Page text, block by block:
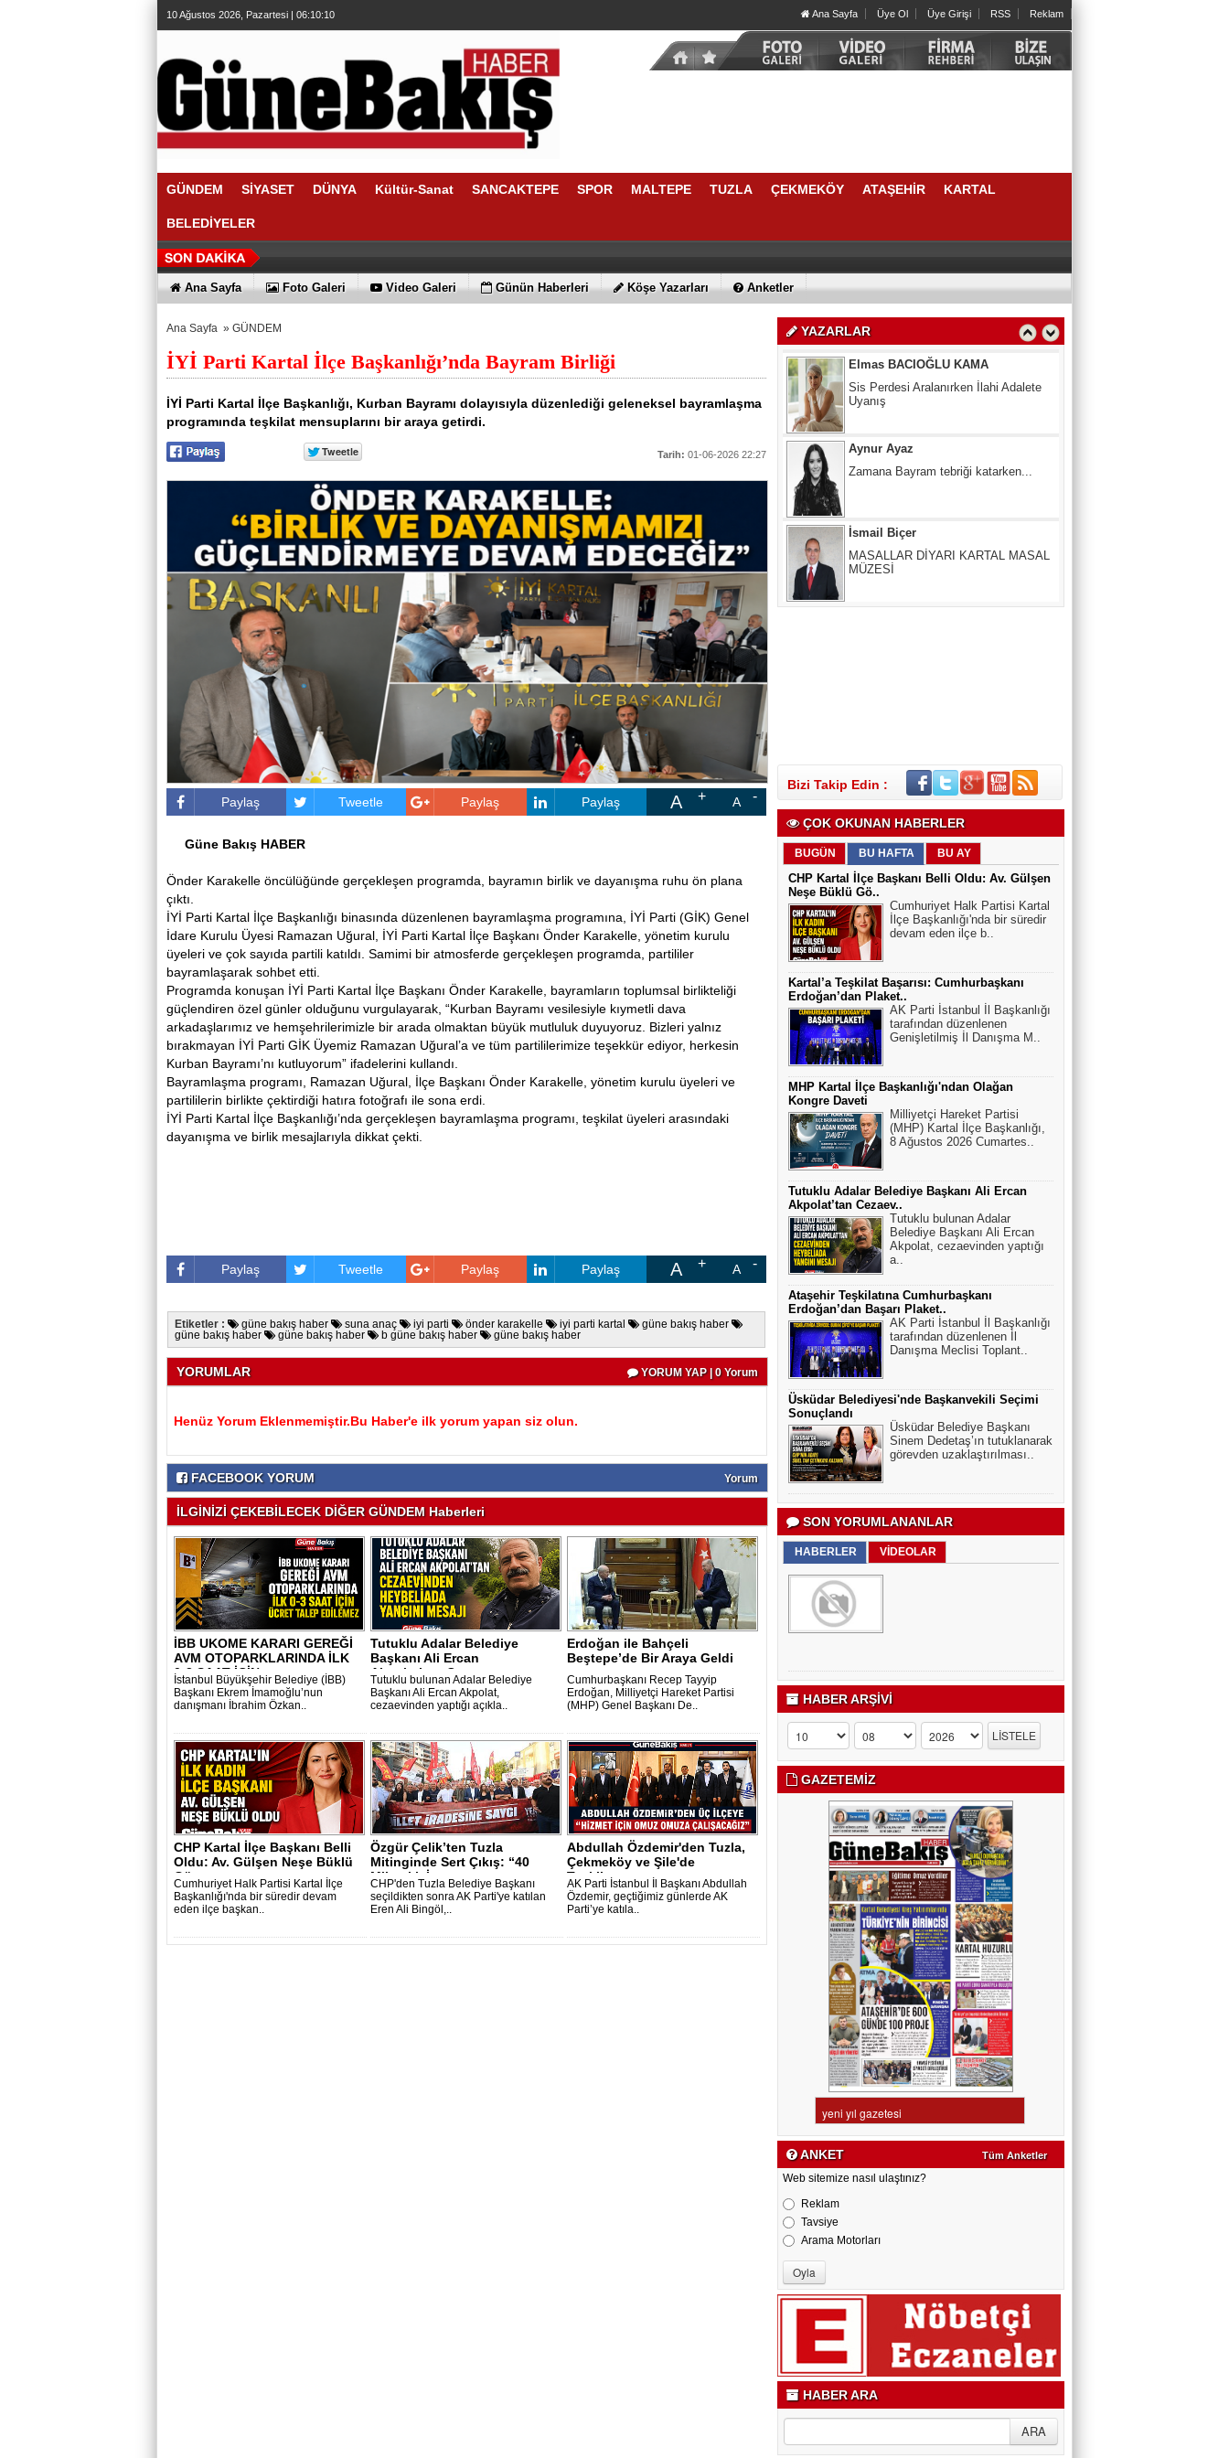
10 Ağustos 2026, Pazartesi | 06:10:10 Ana Sayfa Üye Ol Üye Girişi RSS Reklam
GÜNDEM SİYASET DÜNYA Kültür-Sanat SANCAKTEPE SPOR MALTEPE TUZLA ÇEKMEKÖY ATAŞEHİR KARTAL
BELEDİYELER
Ana Sayfa Foto Galeri Video Galeri Günün Haberleri Köşe Yazarları Anketler
Ana Sayfa » GÜNDEM
İYİ Parti Kartal İlçe Başkanlığı’nda Bayram Birliği
İYİ Parti Kartal İlçe Başkanlığı, Kurban Bayramı dolayısıyla düzenlediği geleneksel bayramlaşma
programında teşkilat mensuplarını bir araya getirdi.
Tarih: 01-06-2026 22:27
Paylaş Tweetle Paylaş Paylaş A A
Güne Bakış HABER
Önder Karakelle öncülüğünde gerçekleşen programda, bayramın birlik ve dayanışma ruhu ön plana
çıktı.
İYİ Parti Kartal İlçe Başkanlığı binasında düzenlenen bayramlaşma programına, İYİ Parti (GİK) Genel
İdare Kurulu Üyesi Ramazan Uğural, İYİ Parti Kartal İlçe Başkanı Önder Karakelle, yönetim kurulu
üyeleri ve çok sayıda partili katıldı. Samimi bir atmosferde gerçekleşen programda, partililer
bayramlaşarak sohbet etti.
Programda konuşan İYİ Parti Kartal İlçe Başkanı Önder Karakelle, bayramların toplumsal birlikteliği
güçlendiren özel günler olduğunu vurgulayarak, “Kurban Bayramı vesilesiyle kıymetli dava
arkadaşlarımız ve hemşehrilerimizle bir arada olmaktan büyük mutluluk duyuyoruz. Bizleri yalnız
bırakmayan İYİ Parti GİK Üyemiz Ramazan Uğural’a ve tüm partililerimize teşekkür ediyor, herkesin
Kurban Bayramı’nı kutluyorum” ifadelerini kullandı.
Bayramlaşma programı, Ramazan Uğural, İlçe Başkanı Önder Karakelle, yönetim kurulu üyeleri ve
partililerin birlikte çektirdiği hatıra fotoğrafı ile sona erdi.
İYİ Parti Kartal İlçe Başkanlığı’nda gerçekleşen bayramlaşma programı, teşkilat üyeleri arasındaki
dayanışma ve birlik mesajlarıyla dikkat çekti.
Paylaş Tweetle Paylaş Paylaş A A
Etiketler : güne bakış haber suna anaç iyi parti önder karakelle iyi parti kartal
güne bakış haber
güne bakış haber
güne bakış haber b güne bakış haber güne bakış haber
YORUMLAR YORUM YAP | 0 Yorum
Henüz Yorum Eklenmemiştir.Bu Haber'e ilk yorum yapan siz olun.
FACEBOOK YORUM Yorum
İLGİNİZİ ÇEKEBİLECEK DİĞER GÜNDEM Haberleri
İBB UKOME KARARI GEREĞİ
AVM OTOPARKLARINDA İLK
0-3 SAAT İÇİN..
İstanbul Büyükşehir Belediye (İBB)
Başkanı Ekrem İmamoğlu’nun
danışmanı İbrahim Özkan..
Tutuklu Adalar Belediye
Başkanı Ali Ercan
Akpolat’tan Cezaev..
Tutuklu bulunan Adalar Belediye
Başkanı Ali Ercan Akpolat,
cezaevinden yaptığı açıkla..
Erdoğan ile Bahçeli
Beştepe’de Bir Araya Geldi
Cumhurbaşkanı Recep Tayyip
Erdoğan, Milliyetçi Hareket Partisi
(MHP) Genel Başkanı De..
CHP Kartal İlçe Başkanı Belli
Oldu: Av. Gülşen Neşe Büklü
Gö..
Cumhuriyet Halk Partisi Kartal İlçe
Başkanlığı'nda bir süredir devam
eden ilçe başkan..
Özgür Çelik’ten Tuzla
Mitinginde Sert Çıkış: “40
Milyarlık İ..
CHP'den Tuzla Belediye Başkanı
seçildikten sonra AK Parti'ye katılan
Eren Ali Bingöl,..
Abdullah Özdemir'den Tuzla,
Çekmeköy ve Şile'de
Teşkilatı..
AK Parti İstanbul İl Başkanı Abdullah
Özdemir, geçtiğimiz günlerde AK
Parti’ye katıla..
YAZARLAR
Cengiz HORTOĞLU
Yeni yılda öyle bir iyilik yap ki sen
unutsan da karşındaki unutmasın
Berna ANAÇ
Sis Perdesi Aralanırken İlahi Adalete
Uyanış
Aynur Ayaz
Zamana Bayram tebriği katarken...
İsmail Biçer
MASALLAR DİYARI KARTAL MASAL
Mertcan KARACAN
ÇIKIŞ NERE, YOL NERESİ?
Bizi Takip Edin :
ÇOK OKUNAN HABERLER
BUGÜN BU HAFTA BU AY
CHP Kartal İlçe Başkanı Belli Oldu: Av. Gülşen
Neşe Büklü Gö..
Cumhuriyet Halk Partisi Kartal
İlçe Başkanlığı'nda bir süredir
devam eden ilçe b..
Kartal’a Teşkilat Başarısı: Cumhurbaşkanı
Erdoğan’dan Plaket..
AK Parti İstanbul İl Başkanlığı
tarafından düzenlenen
Genişletilmiş İl Danışma M..
MHP Kartal İlçe Başkanlığı'ndan Olağan
Kongre Daveti
Milliyetçi Hareket Partisi
(MHP) Kartal İlçe Başkanlığı,
8 Ağustos 2026 Cumartes..
Tutuklu Adalar Belediye Başkanı Ali Ercan
Akpolat’tan Cezaev..
Tutuklu bulunan Adalar
Belediye Başkanı Ali Ercan
Akpolat, cezaevinden yaptığı
a..
Ataşehir Teşkilatına Cumhurbaşkanı
Erdoğan’dan Başarı Plaket..
AK Parti İstanbul İl Başkanlığı
tarafından düzenlenen İl
Danışma Meclisi Toplant..
Üsküdar Belediyesi'nde Başkanvekili Seçimi
Sonuçlandı
Üsküdar Belediye Başkanı
Sinem Dedetaş’ın tutuklanarak
görevden uzaklaştırılması..
SON YORUMLANANLAR
HABERLER VİDEOLAR
HABER ARŞİVİ
GAZETEMİZ
ANKET Tüm Anketler
Web sitemize nasıl ulaştınız?
Reklam
Tavsiye
Arama Motorları
HABER ARA